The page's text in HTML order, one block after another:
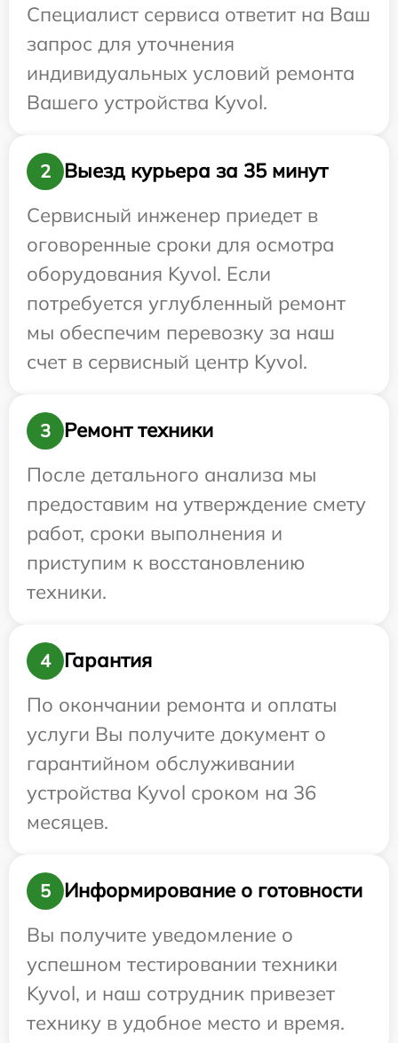
Специалист сервиса ответит на Ваш
запрос для уточнения
индивидуальных условий ремонта
Вашего устройства Kyvol.
2
Выезд курьера за 35 минут
Сервисный инженер приедет в
оговоренные сроки для осмотра
оборудования Kyvol. Если
потребуется углубленный ремонт
мы обеспечим перевозку за наш
счет в сервисный центр Kyvol.
3
Ремонт техники
После детального анализа мы
предоставим на утверждение смету
работ, сроки выполнения и
приступим к восстановлению
техники.
4
Гарантия
По окончании ремонта и оплаты
услуги Вы получите документ о
гарантийном обслуживании
устройства Kyvol сроком на 36
месяцев.
5
Информирование о готовности
Вы получите уведомление о
успешном тестировании техники
Kyvol, и наш сотрудник привезет
технику в удобное место и время.